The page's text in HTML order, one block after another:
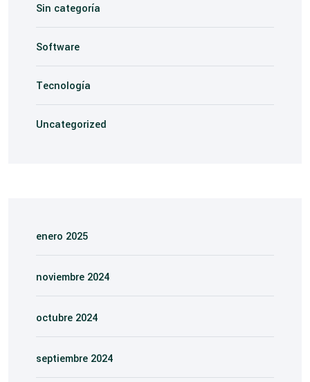
Sin categoría
Software
Tecnología
Uncategorized
enero 2025
noviembre 2024
octubre 2024
septiembre 2024